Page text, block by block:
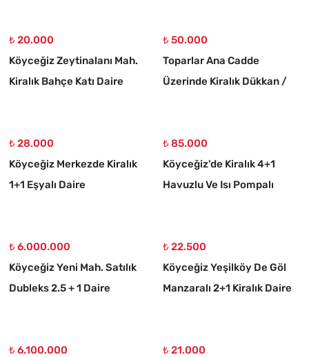
₺ 20.000
Köyceğiz Zeytinalanı Mah.
Kiralık Bahçe Katı Daire
₺ 50.000
Toparlar Ana Cadde
Üzerinde Kiralık Dükkan /
₺ 28.000
Köyceğiz Merkezde Kiralık
1+1 Eşyalı Daire
₺ 85.000
Köyceğiz'de Kiralık 4+1
Havuzlu Ve Isı Pompalı
₺ 6.000.000
Köyceğiz Yeni Mah. Satılık
Dubleks 2.5 + 1 Daire
₺ 22.500
Köyceğiz Yeşilköy De Göl
Manzaralı 2+1 Kiralık Daire
₺ 6.100.000
₺ 21.000